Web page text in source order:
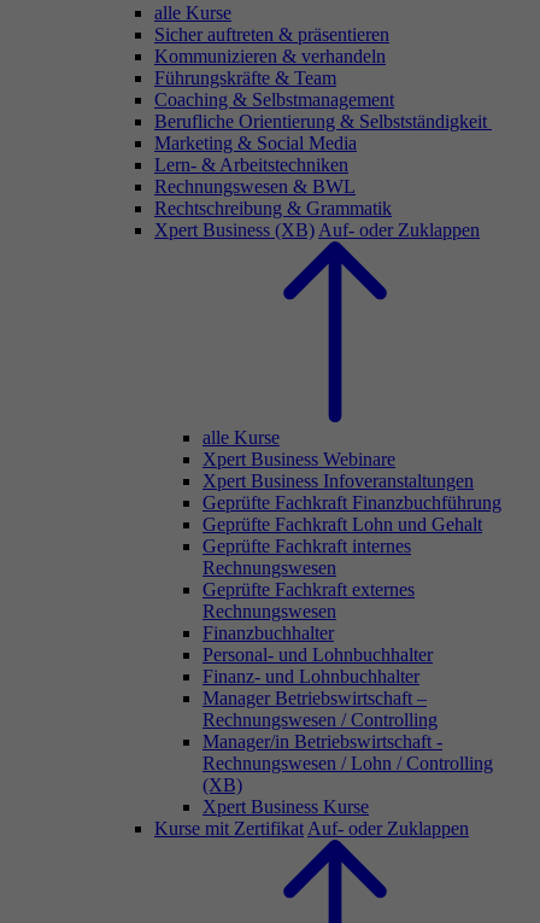
alle Kurse
Sicher auftreten & präsentieren
Kommunizieren & verhandeln
Führungskräfte & Team
Coaching & Selbstmanagement
Berufliche Orientierung & Selbstständigkeit
Marketing & Social Media
Lern- & Arbeitstechniken
Rechnungswesen & BWL
Rechtschreibung & Grammatik
Xpert Business (XB) Auf- oder Zuklappen
alle Kurse
Xpert Business Webinare
Xpert Business Infoveranstaltungen
Geprüfte Fachkraft Finanzbuchführung
Geprüfte Fachkraft Lohn und Gehalt
Geprüfte Fachkraft internes
Rechnungswesen
Geprüfte Fachkraft externes
Rechnungswesen
Finanzbuchhalter
Personal- und Lohnbuchhalter
Finanz- und Lohnbuchhalter
Manager Betriebswirtschaft –
Rechnungswesen / Controlling
Manager/in Betriebswirtschaft -
Rechnungswesen / Lohn / Controlling
(XB)
Xpert Business Kurse
Kurse mit Zertifikat Auf- oder Zuklappen